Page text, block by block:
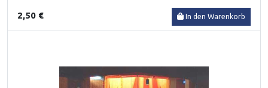
2,50 € In den Warenkorb